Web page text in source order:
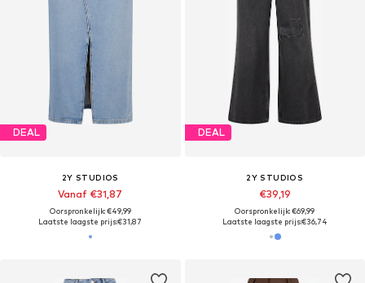
DEAL
2Y STUDIOS
Vanaf €31,87
Oorspronkelijk: €49,99
Laatste laagste prijs:€31,87
DEAL
2Y STUDIOS
€39,19
Oorspronkelijk: €69,99
Laatste laagste prijs:€36,74